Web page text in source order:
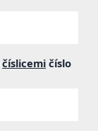
číslicemi číslo